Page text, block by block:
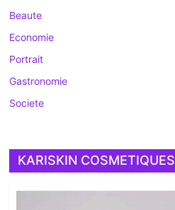
Beaute
Economie
Portrait
Gastronomie
Societe
KARISKIN COSMETIQUES